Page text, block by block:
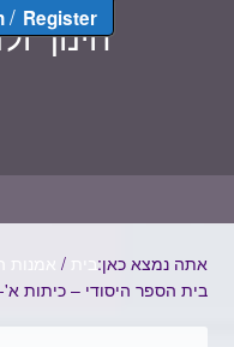
/ Register
חינוך
אתה נמצא כאן:בית / אמנות
בית הספר היסודי – כיתות